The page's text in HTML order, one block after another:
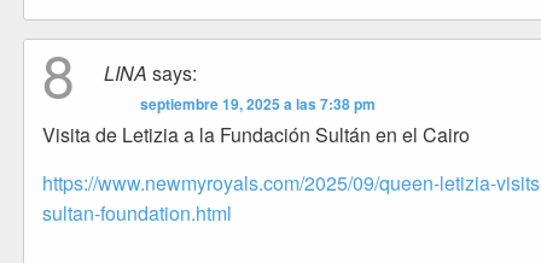
8 LINA says:
septiembre 19, 2025 a las 7:38 pm
Visita de Letizia a la Fundación Sultán en el Cairo
https://www.newmyroyals.com/2025/09/queen-letizia-
sultan-foundation.html